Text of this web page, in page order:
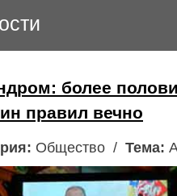
более
правил вечно
Общество / Тема: